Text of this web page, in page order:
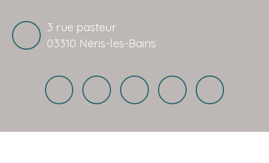
3 rue pasteur
03310 Néris-les-Bains